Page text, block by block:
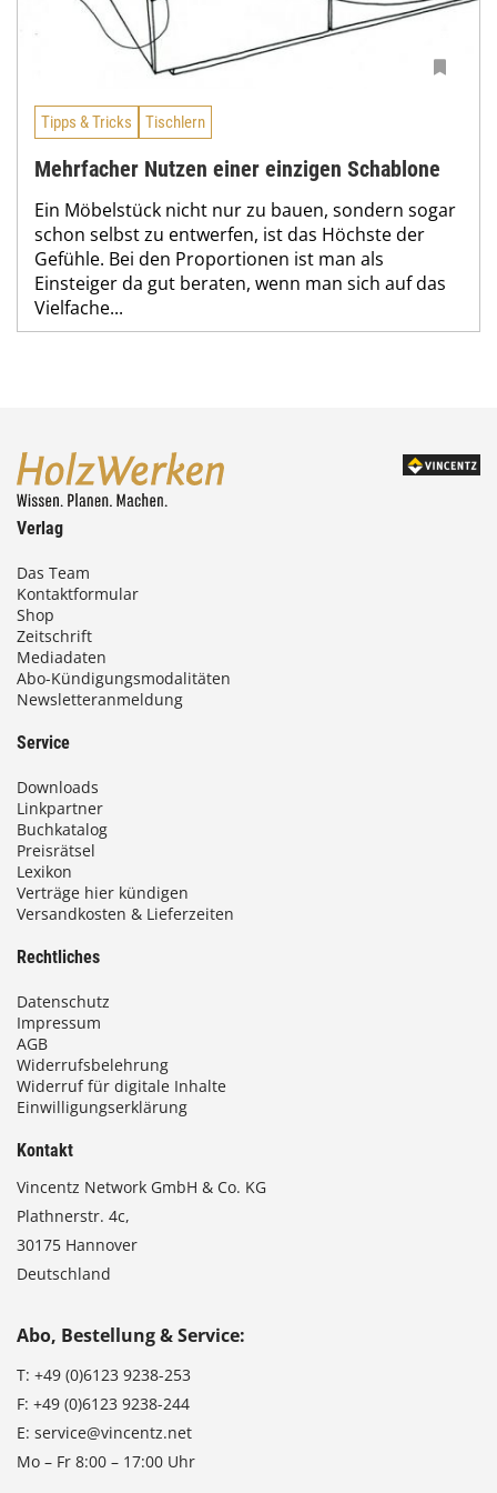
Tipps & Tricks Tischlern
Mehrfacher Nutzen einer einzigen Schablone
Ein Möbelstück nicht nur zu bauen, sondern sogar
schon selbst zu entwerfen, ist das Höchste der
Gefühle. Bei den Proportionen ist man als
Einsteiger da gut beraten, wenn man sich auf das
Vielfache...
Verlag
Das Team
Kontaktformular
Shop
Zeitschrift
Mediadaten
Abo-Kündigungsmodalitäten
Newsletteranmeldung
Service
Downloads
Linkpartner
Buchkatalog
Preisrätsel
Lexikon
Verträge hier kündigen
Versandkosten & Lieferzeiten
Rechtliches
Datenschutz
Impressum
AGB
Widerrufsbelehrung
Widerruf für digitale Inhalte
Einwilligungserklärung
Kontakt
Vincentz Network GmbH & Co. KG
Plathnerstr. 4c,
30175 Hannover
Deutschland
Abo, Bestellung & Service:
T: +49 (0)6123 9238-253
F: +49 (0)6123 9238-244
E: service@vincentz.net
Mo – Fr 8:00 – 17:00 Uhr